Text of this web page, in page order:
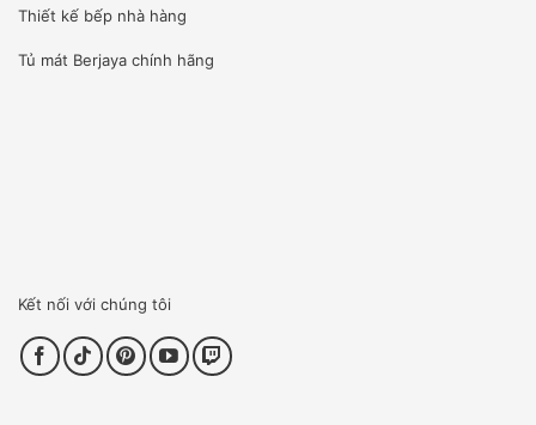
Thiết kế bếp nhà hàng
Tủ mát Berjaya chính hãng
Kết nối với chúng tôi